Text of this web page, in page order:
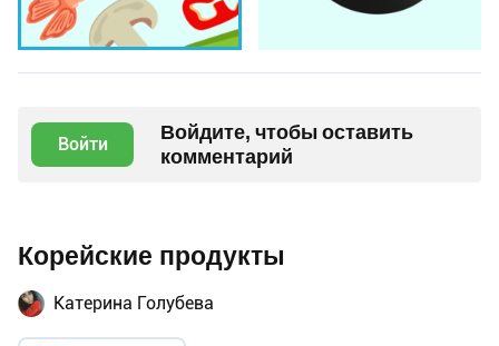
Войти
Войдите, чтобы оставить
комментарий
Корейские продукты
Катерина Голубева